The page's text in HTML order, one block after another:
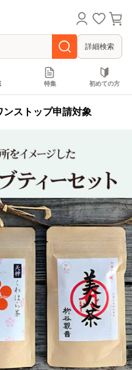
詳細検索
特集 初めての方
ンストップ申請対象